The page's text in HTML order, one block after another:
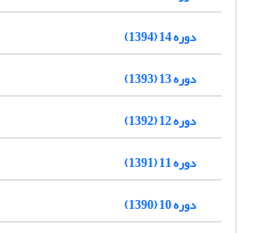
دوره 14 (1394)
دوره 13 (1393)
دوره 12 (1392)
دوره 11 (1391)
دوره 10 (1390)